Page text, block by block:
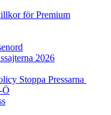
för Premium
2026
Stoppa Pressarna
Ö